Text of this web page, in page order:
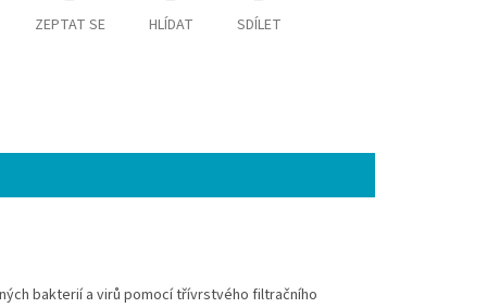
ZEPTAT SE HLÍDAT SDÍLET
bakterií a virů pomocí třívrstvého filtračního